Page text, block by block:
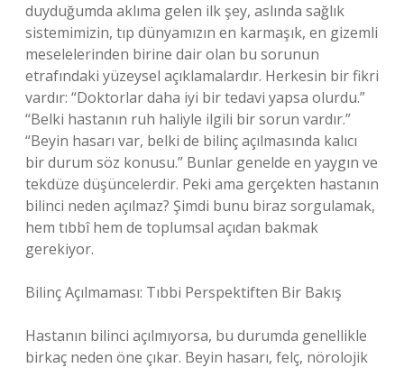
duyduğumda aklıma gelen ilk şey, aslında sağlık
sistemimizin, tıp dünyamızın en karmaşık, en gizemli
meselelerinden birine dair olan bu sorunun
etrafındaki yüzeysel açıklamalardır. Herkesin bir fikri
vardır: “Doktorlar daha iyi bir tedavi yapsa olurdu.”
“Belki hastanın ruh haliyle ilgili bir sorun vardır.”
“Beyin hasarı var, belki de bilinç açılmasında kalıcı
bir durum söz konusu.” Bunlar genelde en yaygın ve
tekdüze düşüncelerdir. Peki ama gerçekten hastanın
bilinci neden açılmaz? Şimdi bunu biraz sorgulamak,
hem tıbbî hem de toplumsal açıdan bakmak
gerekiyor.
Bilinç Açılmaması: Tıbbi Perspektiften Bir Bakış
Hastanın bilinci açılmıyorsa, bu durumda genellikle
birkaç neden öne çıkar. Beyin hasarı, felç, nörolojik